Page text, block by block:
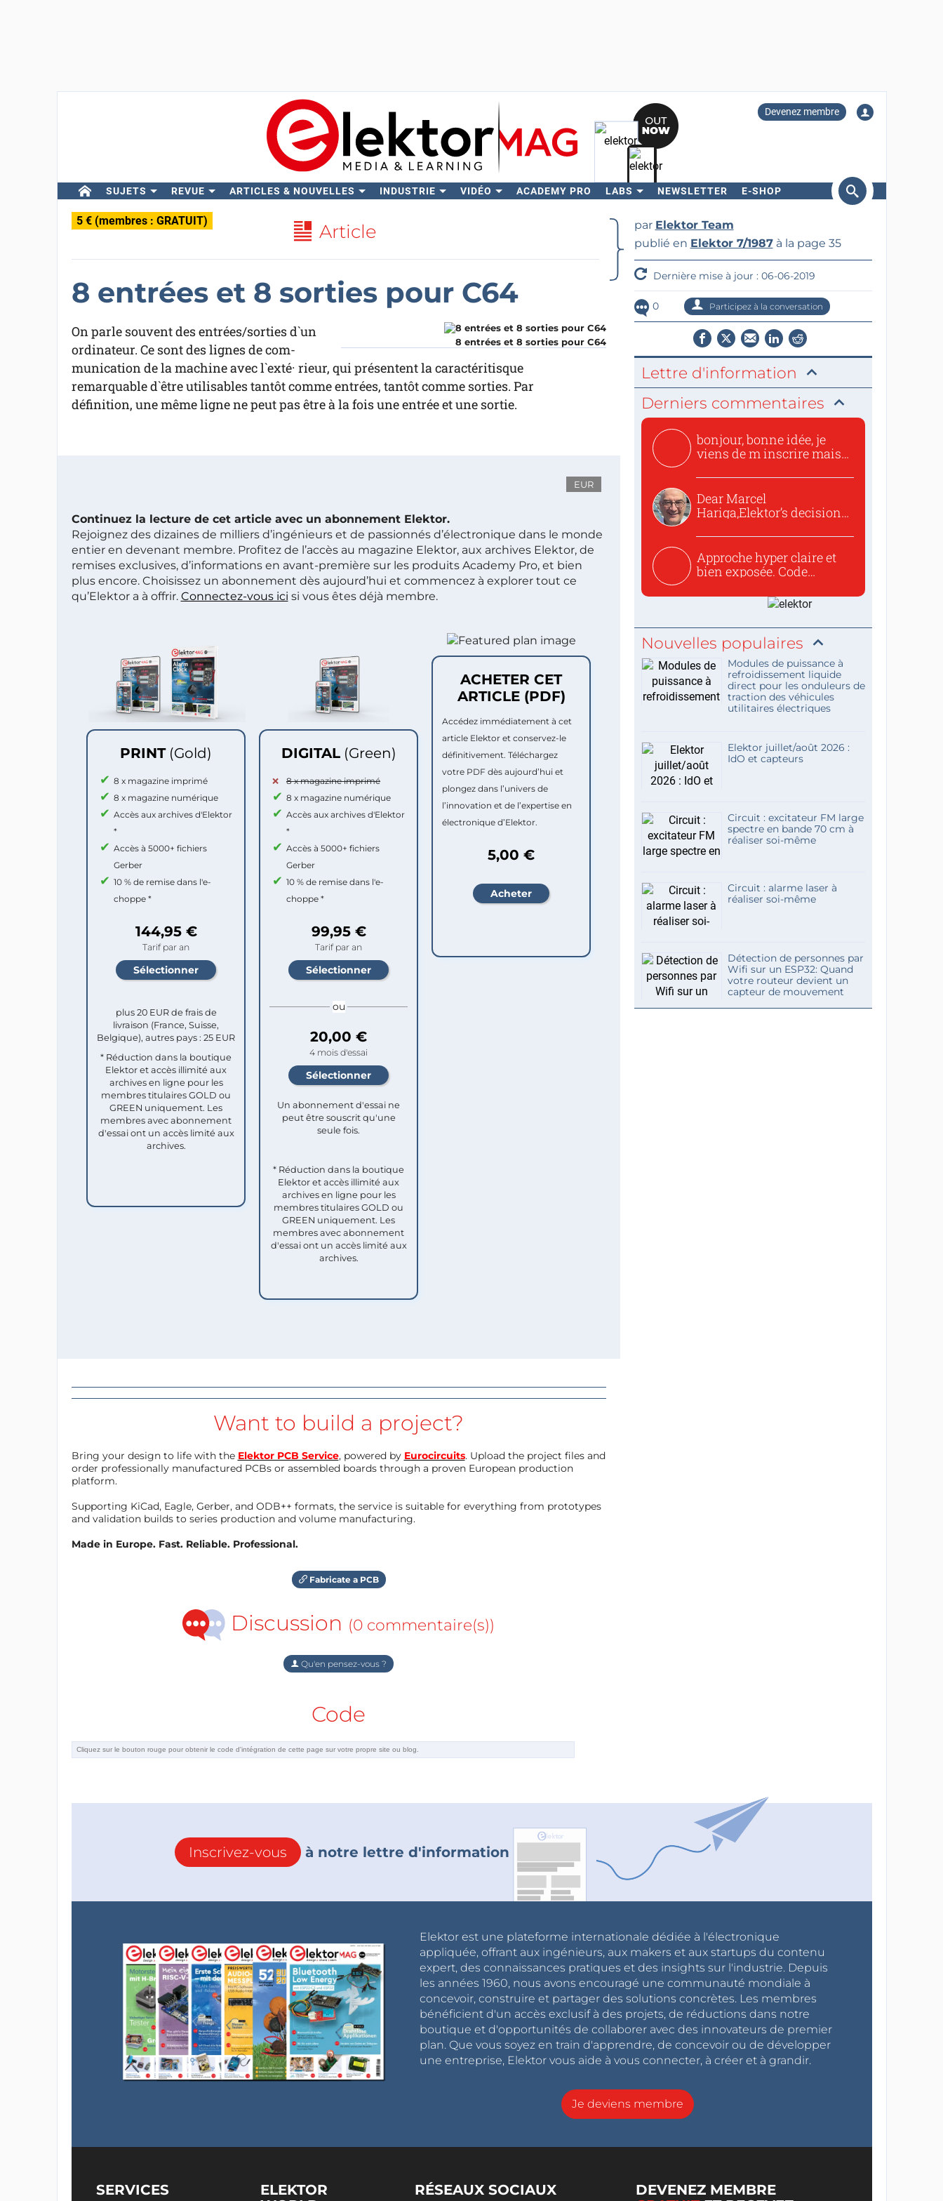
Devenez membre
SUJETS REVUE ARTICLES & NOUVELLES INDUSTRIE VIDÉO ACADEMY PRO LABS NEWSLETTER E-SHOP
Rechercher
5 € (membres : GRATUIT) Article
8 entrées et 8 sorties pour C64
8 entrées et 8 sorties pour C64
On parle souvent des entrées/sorties d`un
ordinateur. Ce sont des lignes de com-
munication de la machine avec l`exté· rieur, qui présentent la caractéritisque
remarquable d`être utilisables tantôt comme entrées, tantôt comme sorties. Par
définition, une même ligne ne peut pas être à la fois une entrée et une sortie.
EUR
Continuez la lecture de cet article avec un abonnement Elektor.
Rejoignez des dizaines de milliers d’ingénieurs et de passionnés d’électronique dans le monde
entier en devenant membre. Profitez de l’accès au magazine Elektor, aux archives Elektor, de
remises exclusives, d’informations en avant-première sur les produits Academy Pro, et bien
plus encore. Choisissez un abonnement dès aujourd’hui et commencez à explorer tout ce
qu’Elektor a à offrir. Connectez-vous ici si vous êtes déjà membre.
PRINT (Gold)
8 x magazine imprimé
8 x magazine numérique
Accès aux archives d'Elektor
*
Accès à 5000+ fichiers
Gerber
10 % de remise dans l'e-
choppe *
144,95 €
Tarif par an
plus 20 EUR de frais de
livraison (France, Suisse,
Belgique), autres pays : 25 EUR
* Réduction dans la boutique
Elektor et accès illimité aux
archives en ligne pour les
membres titulaires GOLD ou
GREEN uniquement. Les
membres avec abonnement
d'essai ont un accès limité aux
archives.
DIGITAL (Green)
8 x magazine imprimé
8 x magazine numérique
Accès aux archives d'Elektor
*
Accès à 5000+ fichiers
Gerber
10 % de remise dans l'e-
choppe *
99,95 €
Tarif par an
ou
20,00 €
4 mois d'essai
Un abonnement d'essai ne
peut être souscrit qu'une
seule fois.​
* Réduction dans la boutique
Elektor et accès illimité aux
archives en ligne pour les
membres titulaires GOLD ou
GREEN uniquement. Les
membres avec abonnement
d'essai ont un accès limité aux
archives.
ACHETER CET
ARTICLE (PDF)
Accédez immédiatement à cet
article Elektor et conservez-le
définitivement. Téléchargez
votre PDF dès aujourd’hui et
plongez dans l’univers de
l’innovation et de l’expertise en
électronique d’Elektor.
5,00 €
Want to build a project?
Bring your design to life with the Elektor PCB Service, powered by Eurocircuits. Upload the project files and
order professionally manufactured PCBs or assembled boards through a proven European production
platform.
Supporting KiCad, Eagle, Gerber, and ODB++ formats, the service is suitable for everything from prototypes
and validation builds to series production and volume manufacturing.
Made in Europe. Fast. Reliable. Professional.
Fabricate a PCB
Discussion (0 commentaire(s))
Qu'en pensez-vous ?
Code
par Elektor Team
publié en Elektor 7/1987à la page 35
Dernière mise à jour : 06-06-2019
0 Participez à la conversation
Lettre d'information
Derniers commentaires
bonjour, bonne idée, je
viens de m inscrire mais
Dear Marcel
Hariga,Elektor’s decision
Approche hyper claire et
bien exposée. Code
Nouvelles populaires
Modules de puissance à
refroidissement liquide
direct pour les onduleurs de
traction des véhicules
utilitaires électriques
Elektor juillet/août 2026 :
IdO et capteurs
Circuit : excitateur FM large
spectre en bande 70 cm à
réaliser soi-même
Circuit : alarme laser à
réaliser soi-même
Détection de personnes par
Wifi sur un ESP32: Quand
votre routeur devient un
capteur de mouvement
Inscrivez-vous à notre lettre d'information
Elektor est une plateforme internationale dédiée à l'électronique
appliquée, offrant aux ingénieurs, aux makers et aux startups du contenu
expert, des connaissances pratiques et des insights sur l'industrie. Depuis
les années 1960, nous avons encouragé une communauté mondiale à
concevoir, construire et partager des solutions concrètes. Les membres
bénéficient d'un accès exclusif à des projets, de réductions dans notre
boutique et d'opportunités de collaborer avec des innovateurs de premier
plan. Que vous soyez en train d'apprendre, de concevoir ou de développer
une entreprise, Elektor vous aide à vous connecter, à créer et à grandir.
Je deviens membre
SERVICES
ELEKTOR
RÉSEAUX SOCIAUX
DEVENEZ MEMBRE